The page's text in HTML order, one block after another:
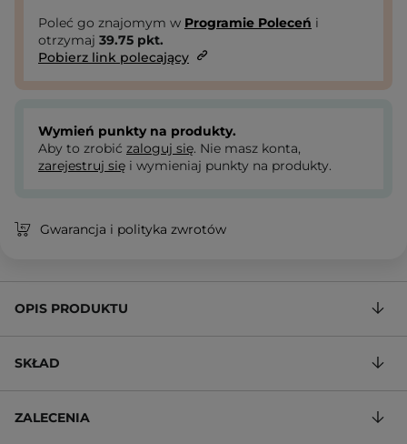
Poleć go znajomym w Programie Poleceń i
otrzymaj 39.75 pkt.
Pobierz link polecający
Wymień punkty na produkty.
Aby to zrobić zaloguj się. Nie masz konta,
zarejestruj się i wymieniaj punkty na produkty.
Gwarancja i polityka zwrotów
OPIS PRODUKTU
SKŁAD
ZALECENIA